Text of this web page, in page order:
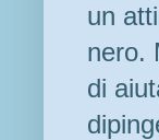
un
nero.
di